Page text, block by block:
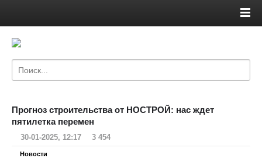
Прогноз строительства от НОСТРОЙ: нас ждет
пятилетка перемен
30-01-2025, 12:17 3 454
Новости